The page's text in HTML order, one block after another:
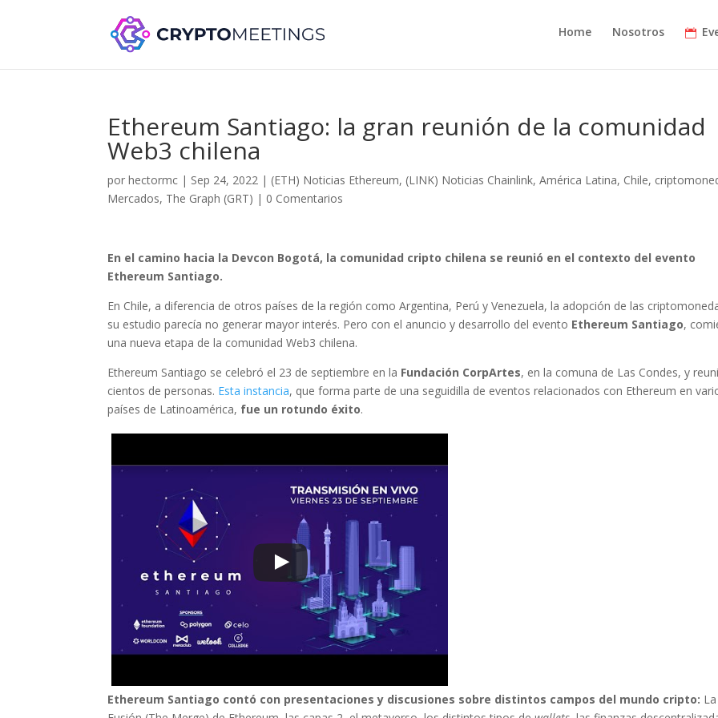
Home Nosotros
Ethereum Santiago: la gran reunión de la comunidad
Web3 chilena
porhectormc | Sep 24, 2022 | (ETH) Noticias Ethereum, (LINK) Noticias Chainlink,América Latina, Chile,
Mercados, The Graph (GRT) | 0 Comentarios
En el camino hacia la Devcon Bogotá, la comunidad cripto chilena se reunió en el contexto del evento
Ethereum Santiago.
En Chile, a diferencia de otros países de la región como Argentina, Perú y Venezuela, la adopción de las
su estudio parecía no generar mayor interés. Pero con el anuncio y desarrollo del evento Ethereum Santiago,
una nueva etapa de la comunidad Web3 chilena.
Ethereum Santiago se celebró el 23 de septiembre en la Fundación CorpArtes, en la comuna de Las Condes, y
cientos de personas. Esta instancia, que forma parte de una seguidilla de eventos relacionados con Ethereum en
países de Latinoamérica, fue un rotundo éxito.
Ethereum Santiago contó con presentaciones y discusiones sobre distintos campos del mundo cripto: La